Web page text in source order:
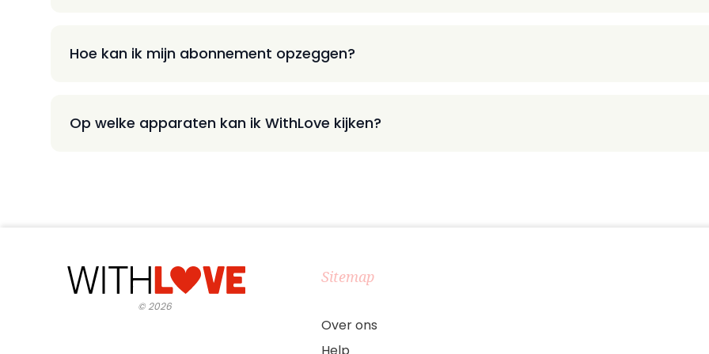
Hoe kan ik mijn abonnement opzeggen?
Op welke apparaten kan ik WithLove kijken?
©2026
Sitemap
Over ons
Help